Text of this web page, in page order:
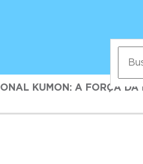
KUMON: A FORÇA DA